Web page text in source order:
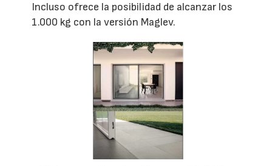
Incluso ofrece la posibilidad de alcanzar los
1.000 kg con la versión Maglev.